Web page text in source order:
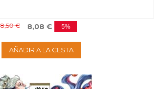
8,50 € 8,08 € 5%
AÑADIR A LA CESTA